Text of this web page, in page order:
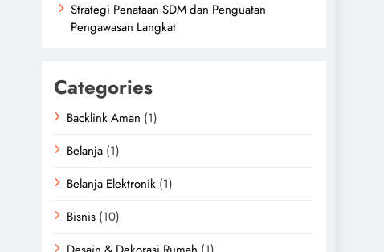
Strategi Penataan SDM dan Penguatan
Pengawasan Langkat
Categories
Backlink Aman (1)
Belanja (1)
Belanja Elektronik (1)
Bisnis (10)